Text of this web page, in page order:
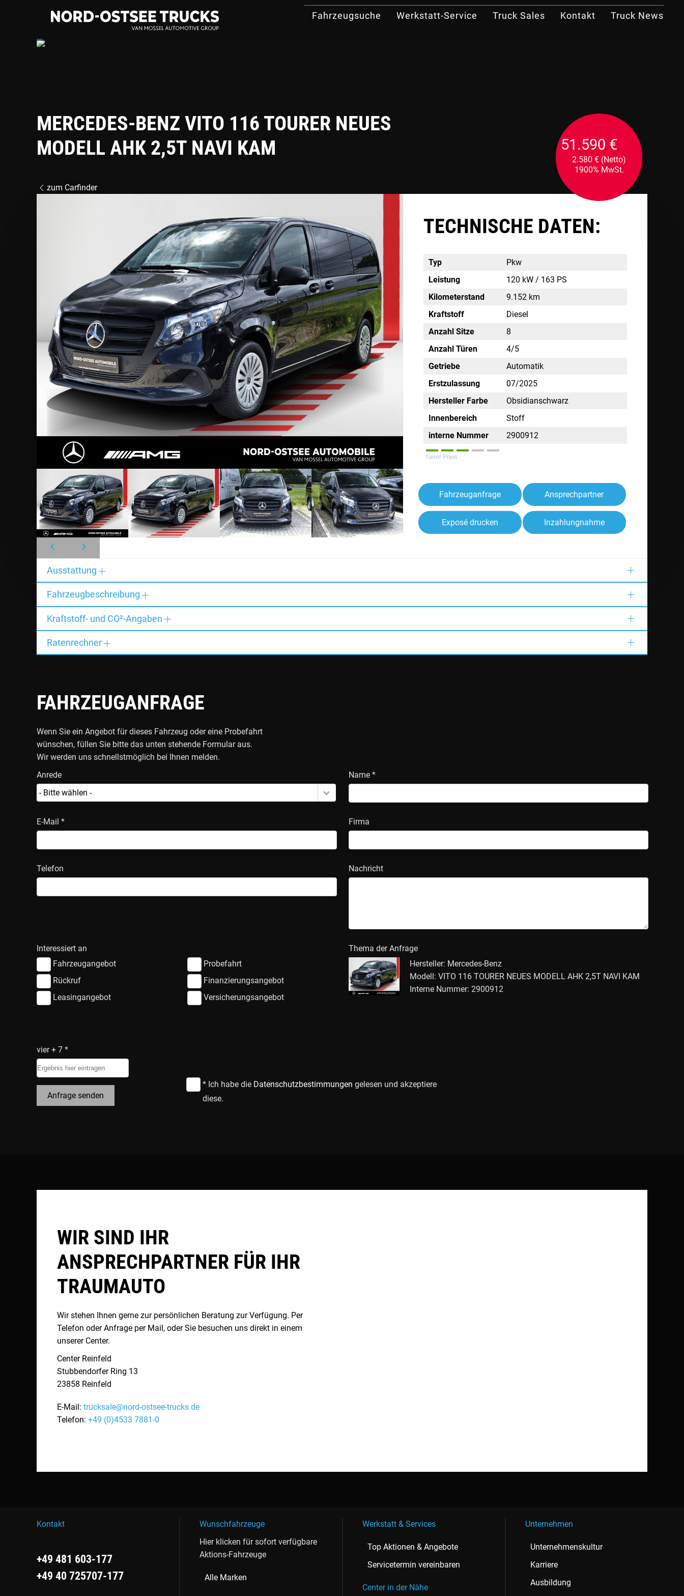
springen
Fahrzeugsuche Werkstatt-Service Truck Sales Kontakt Truck News
MERCEDES-BENZ VITO 116 TOURER NEUES
MODELL AHK 2,5T NAVI KAM
51.590 €
2.580 € (Netto)
1900% MwSt.
zum Carfinder
TECHNISCHE DATEN:
Typ
Pkw
Leistung
120 kW / 163 PS
Kilometerstand
9.152 km
Kraftstoff
Diesel
Anzahl Sitze
8
Anzahl Türen
4/5
Getriebe
Automatik
Erstzulassung
07/2025
Hersteller Farbe
Obsidianschwarz
Innenbereich
Stoff
interne Nummer
2900912
fairer Preis
Fahrzeuganfrage Ansprechpartner
Exposé drucken Inzahlungnahme
Ausstattung
Fahrzeugbeschreibung
Kraftstoff- und CO²-Angaben
Ratenrechner
FAHRZEUGANFRAGE
Wenn Sie ein Angebot für dieses Fahrzeug oder eine Probefahrt
wünschen, füllen Sie bitte das unten stehende Formular aus.
Wir werden uns schnellstmöglich bei Ihnen melden.
Anrede
- Bitte wählen -
Name *
E-Mail * Firma
Telefon Nachricht
Interessiert an
Fahrzeugangebot
Probefahrt
Rückruf
Finanzierungsangebot
Leasingangebot
Versicherungsangebot
Thema der Anfrage
Hersteller: Mercedes-Benz
Modell: VITO 116 TOURER NEUES MODELL AHK 2,5T NAVI KAM
Interne Nummer: 2900912
vier + 7 *
Anfrage senden
* Ich habe die Datenschutzbestimmungen gelesen und akzeptiere
diese.
WIR SIND IHR
ANSPRECHPARTNER FÜR IHR
TRAUMAUTO
Wir stehen Ihnen gerne zur persönlichen Beratung zur Verfügung. Per
Telefon oder Anfrage per Mail, oder Sie besuchen uns direkt in einem
unserer Center.
Center Reinfeld
Stubbendorfer Ring 13
23858 Reinfeld
E-Mail: trucksale@nord-ostsee-trucks.de
Telefon: +49 (0)4533 7881-0
Kontakt
+49 481 603-177
+49 40 725707-177
Wunschfahrzeuge
Hier klicken für sofort verfügbare
Aktions-Fahrzeuge
Alle Marken
Werkstatt & Services
Top Aktionen & Angebote
Servicetermin vereinbaren
Center in der Nähe
Unternehmen
Unternehmenskultur
Karriere
Ausbildung